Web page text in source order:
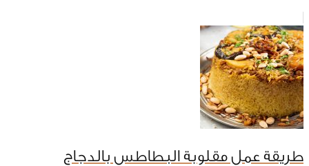
طريقة عمل مقلوبة البطاطس بالدجاج